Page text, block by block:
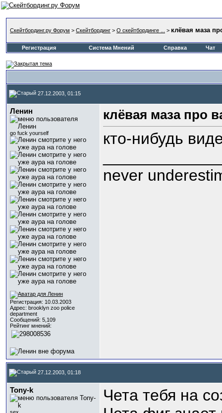
Скейтбординг.ру Форум > Скейтбординг > О скейтбординге ... > клёвая маза
Регистрация Система Мнений Справка Чат
27.12.2003, 01:15
Ленин
go fuck yourself
Регистрация: 10.03.2003
Адрес: brooklyn zoo police
department
Сообщений: 5,109
Рейтинг мнений:
клёвая маза про
кто-нибудь
never
27.12.2003, 01:18
Tony-k
Чета тебя на